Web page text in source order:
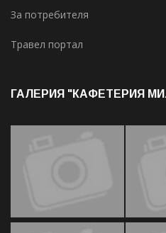
За потребителя
Травел портал
ГАЛЕРИЯ "КАФЕТЕРИЯ